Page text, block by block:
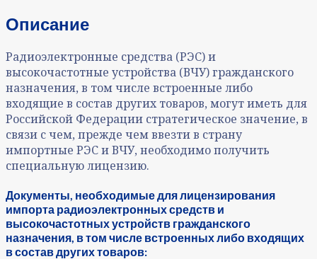
Описание
Радиоэлектронные средства (РЭС) и
высокочастотные устройства (ВЧУ) гражданского
назначения, в том числе встроенные либо
входящие в состав других товаров, могут иметь для
Российской Федерации стратегическое значение, в
связи с чем, прежде чем ввезти в страну
импортные РЭС и ВЧУ, необходимо получить
специальную лицензию.
Документы, необходимые для лицензирования
импорта радиоэлектронных средств и
высокочастотных устройств гражданского
назначения, в том числе встроенных либо входящих
в состав других товаров: